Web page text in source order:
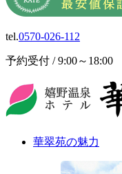
tel.0570-026-112
予約受付 / 9:00～18:00
華翠苑の魅力